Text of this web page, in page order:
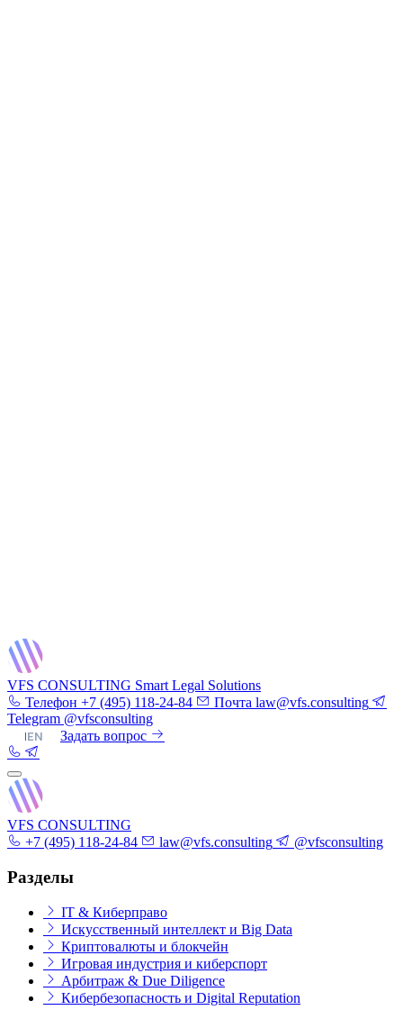
VFS CONSULTING Smart Legal Solutions
Телефон +7 (495) 118-24-84 Почта law@vfs.consulting
Telegram @vfsconsulting
|EN Задать вопрос
VFS CONSULTING
+7 (495) 118-24-84
law@vfs.consulting @vfsconsulting
Разделы
IT & Киберправо
Искусственный интеллект и Big Data
Криптовалюты и блокчейн
Игровая индустрия и киберспорт
Арбитраж & Due Diligence
Кибербезопасность и Digital Reputation